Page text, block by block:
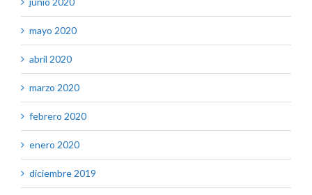
mayo 2020
abril 2020
marzo 2020
febrero 2020
enero 2020
diciembre 2019